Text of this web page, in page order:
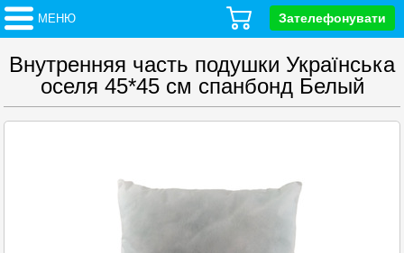
МЕНЮ Зателефонувати
Внутренняя часть подушки Українська
оселя 45*45 см спанбонд Белый